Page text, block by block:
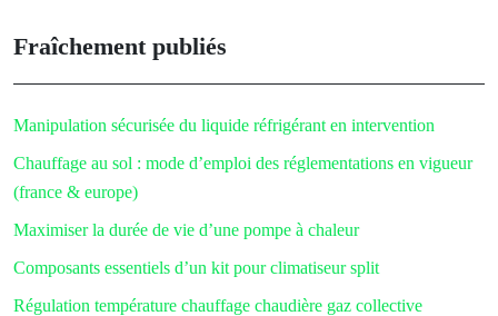
Fraîchement publiés
Manipulation sécurisée du liquide réfrigérant en intervention
Chauffage au sol : mode d’emploi des réglementations en vigueur
(france & europe)
Maximiser la durée de vie d’une pompe à chaleur
Composants essentiels d’un kit pour climatiseur split
Régulation température chauffage chaudière gaz collective